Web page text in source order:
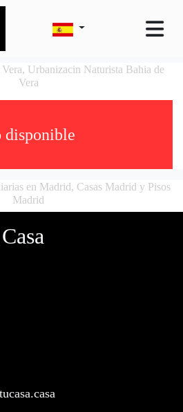
Vera, Urbanizacin Naturista Bahia de
Vera
disponible
en Madrid, Casas Madrid y Pisos
Madrid